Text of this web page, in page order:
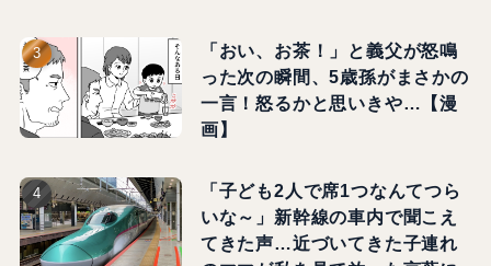
「おい、お茶！」と義父が怒鳴
った次の瞬間、5歳孫がまさかの
一言！怒るかと思いきや…【漫
画】
「子ども2人で席1つなんてつら
いな～」新幹線の車内で聞こえ
てきた声…近づいてきた子連れ